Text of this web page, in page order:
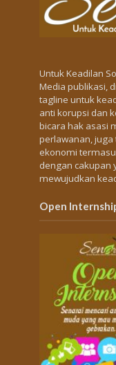
Untuk Keadilan
Media publikasi,
tagline untuk
anti korupsi dan
bicara hak asasi
perlawanan,
ekonomi
dengan cakupan
mewujudkan
Open